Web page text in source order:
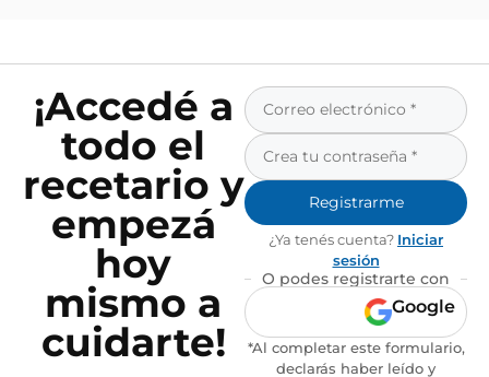
¡Accedé a
todo el
recetario y
empezá
hoy
mismo a
cuidarte!
Registrarme
¿Ya tenés cuenta? Iniciar
sesión
O podes registrarte con
Google
*Al completar este formulario,
declarás haber leído y